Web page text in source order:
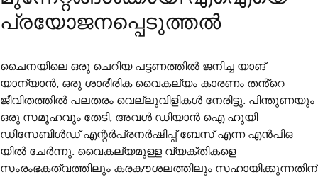
പ്രയോജനപ്പെടുത്തൽ
ചൈനയിലെ ഒരു ചെറിയ പട്ടണത്തിൽ ജനിച്ച യാങ്
യാന്യാൻ, ഒരു ശാരീരിക വൈകല്യം കാരണം തൻ്റെ
ജീവിതത്തിൽ പലതരം വെല്ലുവിളികൾ നേരിട്ടു. പിന്തുണയും
ഒരു സമൂഹവും തേടി, അവൾ ഡിയാൻ ഐ ഹുയി
ഡിസേബിൾഡ് എന്റർപ്രനർഷിപ്പ് ബേസ് എന്ന എൻ‌പി‌ഒ-
യിൽ ചേർന്നു. വൈകല്യമുള്ള വ്യക്തികളെ
സംരംഭകത്വത്തിലും കരകൗശലത്തിലും സഹായിക്കുന്നതിന്